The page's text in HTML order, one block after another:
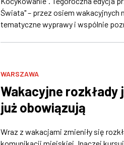
Świata" – przez osiem wakacyjnych
tematyczne wyprawy i wspólnie
WARSZAWA
Wakacyjne rozkłady
już obowiązują
Wraz z wakacjami zmieniły się